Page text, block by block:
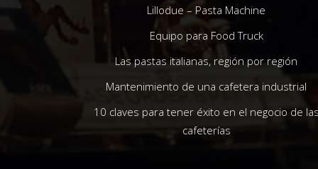
Lillodue – Pasta Machine
Equipo para Food Truck
Las pastas italianas, región por región
Mantenimiento de una cafetera industrial
10 claves para tener éxito en el negocio de
cafeterías